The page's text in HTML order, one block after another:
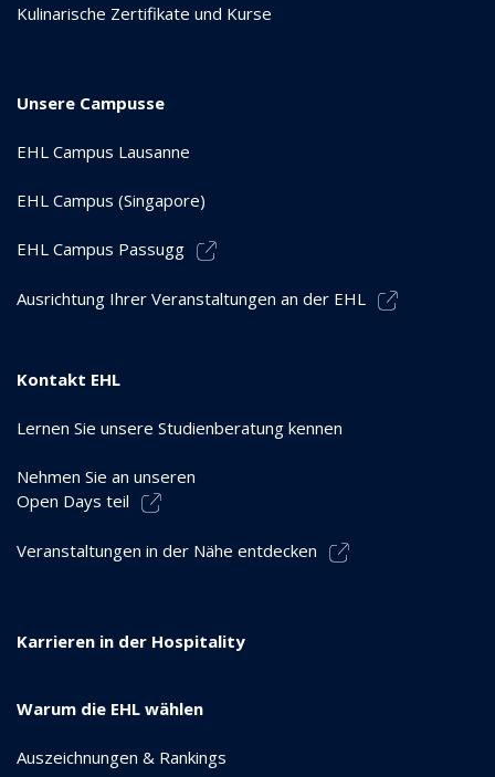
Kulinarische Zertifikate und Kurse
Unsere Campusse
EHL Campus Lausanne
EHL Campus (Singapore)
EHL Campus Passugg
Ausrichtung Ihrer Veranstaltungen an der EHL
Kontakt EHL
Lernen Sie unsere Studienberatung kennen
Nehmen Sie an unseren
Open Days teil
Veranstaltungen in der Nähe entdecken
Karrieren in der Hospitality
Warum die EHL wählen
Auszeichnungen & Rankings